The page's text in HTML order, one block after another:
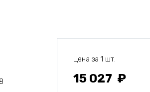
Цена за 1 шт.
15 027